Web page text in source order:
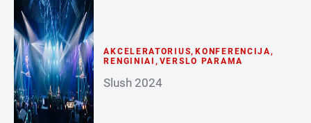
AKCELERATORIUS, KONFERENCIJA,
RENGINIAI , VERSLO PARAMA
Slush 2024